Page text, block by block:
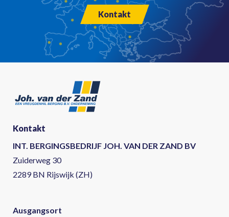
Kontakt
Kontakt
INT. BERGINGSBEDRIJF JOH. VAN DER ZAND BV
Zuiderweg 30
2289 BN Rijswijk (ZH)
Ausgangsort